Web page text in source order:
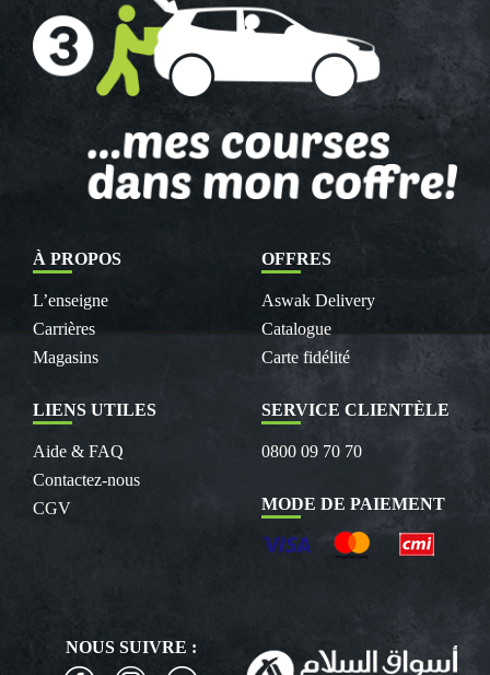
À PROPOS
L’enseigne
Carrières
Magasins
OFFRES
Aswak Delivery
Catalogue
Carte fidélité
LIENS UTILES
Aide & FAQ
Contactez-nous
CGV
SERVICE CLIENTÈLE
0800 09 70 70
MODE DE PAIEMENT
NOUS SUIVRE :